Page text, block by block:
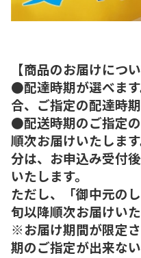
【商品のお届けについ
●配達時期が選べま
合、ご指定の配達時
●配送時期のご指定
順次お届けいたしま
分は、お申込み受付
いたします。
ただし、「御中元の
旬以降順次お届けいた
※お届け期間が限定
期のご指定が出来な